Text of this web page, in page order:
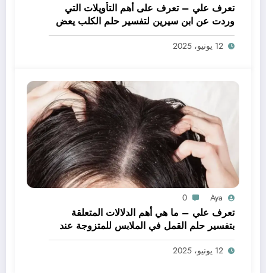
تعرف علي – تعرف على أهم التأويلات التي
وردت عن ابن سيرين لتفسير حلم الكلب يعض
يدي – بالتفصيل
12 يونيو، 2025
Aya
0
تعرف علي – ما هي أهم الدلالات المتعلقة
بتفسير حلم القمل في الملابس للمتزوجة عند
ابن سيرين؟ – بالتفصيل
12 يونيو، 2025